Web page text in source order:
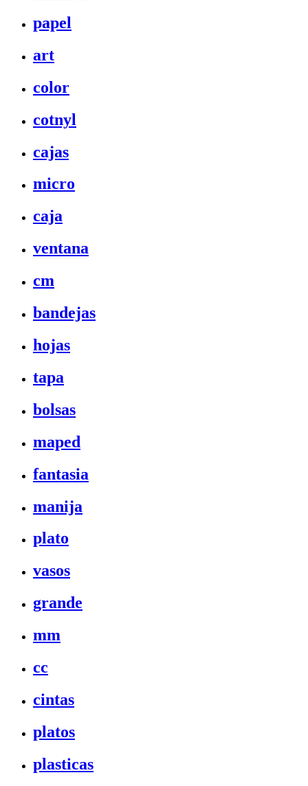
papel
art
color
cotnyl
cajas
micro
caja
ventana
cm
bandejas
hojas
tapa
bolsas
maped
fantasia
manija
plato
vasos
grande
mm
cc
cintas
platos
plasticas